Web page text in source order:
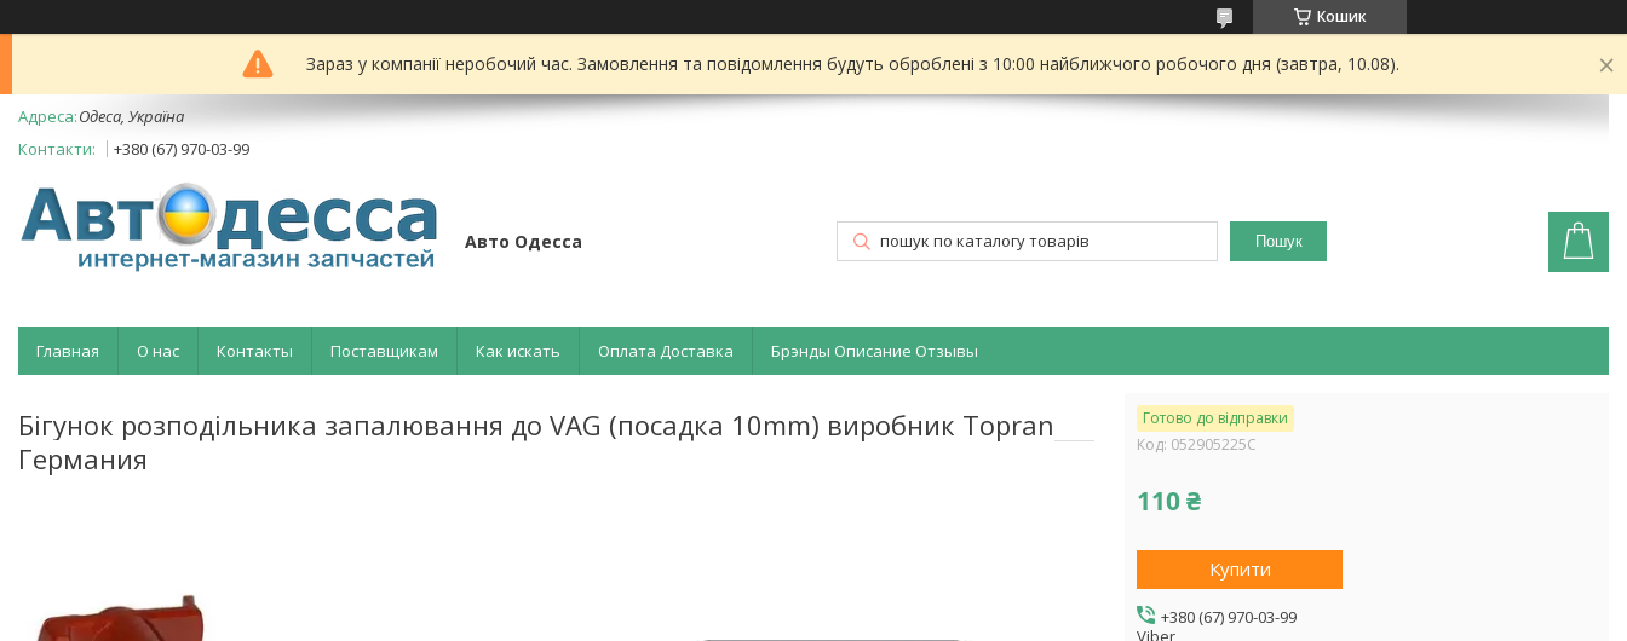
Кошик
Зараз у компанії неробочий час. Замовлення та повідомлення будуть оброблені з 10:00 найближчого робочого дня (завтра, 10.08).
Одеса, Україна
+380 (67) 970-03-99
Авто Одесса Пошук
Главная О нас Контакты Поставщикам Как искать Оплата Доставка Брэнды Описание Отзывы
Бігунок розподільника запалювання до VAG (посадка 10mm) виробник Topran
Германия
Готово до відправки
Код: 052905225C
110 ₴
Купити
+380 (67) 970-03-99
Viber